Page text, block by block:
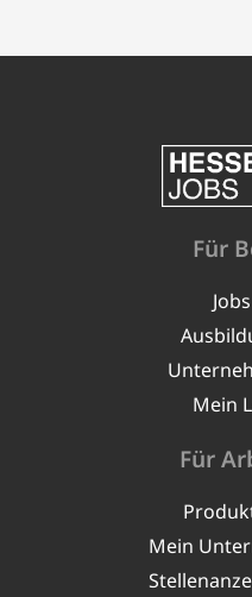
Für
Mein
Für
Mein